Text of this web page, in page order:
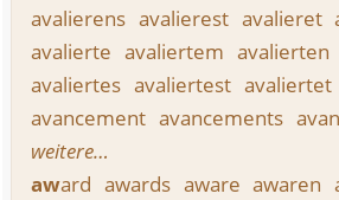
avalierens avalierest avalieret
avalierte avaliertem avalierten
avaliertes avaliertest avaliertet
avancement avancements
weitere…
award awards aware awaren